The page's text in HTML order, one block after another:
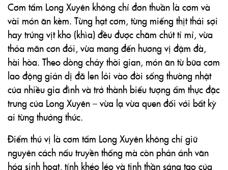
Cơm tấm Long Xuyên không chỉ đơn thuần là cơm và
vài món ăn kèm. Từng hạt cơm, từng miếng thịt thái sợi
hay trứng vịt kho (khìa) đều được chăm chút tỉ mỉ, vừa
thỏa mãn cơn đói, vừa mang đến hương vị đậm đà,
hài hòa. Theo dòng chảy thời gian, món ăn từ bữa cơm
lao động giản dị đã len lỏi vào đời sống thường nhật
của nhiều gia đình và trở thành biểu tượng ẩm thực đặc
trưng của Long Xuyên – vừa lạ vừa quen đối với bất kỳ
ai từng thưởng thức.
Điểm thú vị là cơm tấm Long Xuyên không chỉ giữ
nguyên cách nấu truyền thống mà còn phản ánh văn
hóa sinh hoạt, tính khéo léo và tinh thần sáng tạo của